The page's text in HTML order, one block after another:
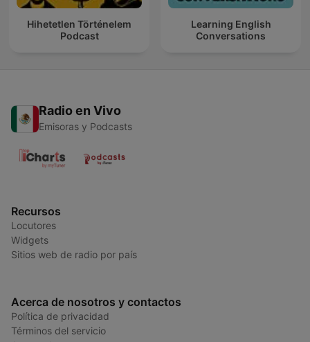
Hihetetlen Történelem
Podcast
Learning English
Conversations
Radio en Vivo
Emisoras y Podcasts
Recursos
Locutores
Widgets
Sitios web de radio por país
Acerca de nosotros y contactos
Política de privacidad
Términos del servicio